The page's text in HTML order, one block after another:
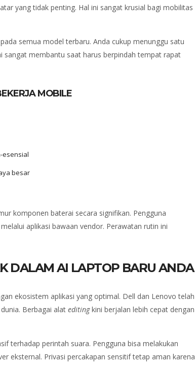
yang tidak penting. Hal ini sangat krusial bagi mobilitas
semua model terbaru. Anda cukup menunggu satu
sangat membantu saat harus berpindah tempat rapat
MOBILE
esensial
besar
komponen baterai secara signifikan. Pengguna
aplikasi bawaan vendor. Perawatan rutin ini
DALAM AI LAPTOP BARU ANDA
ekosistem aplikasi yang optimal. Dell dan Lenovo telah
Berbagai alat editingkini berjalan lebih cepat dengan
terhadap perintah suara. Pengguna bisa melakukan
eksternal. Privasi percakapan sensitif tetap aman karena